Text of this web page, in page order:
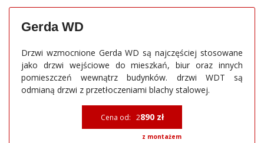
Gerda WD
Drzwi wzmocnione Gerda WD są najczęściej stosowane
jako drzwi wejściowe do mieszkań, biur oraz innych
pomieszczeń wewnątrz budynków. drzwi WDT są
odmianą drzwi z przetłoczeniami blachy stalowej.
Cena od: 2890 zł
z montażem